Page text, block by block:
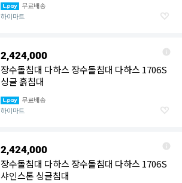
무료배송
하이마트
2,424,000
장수돌침대 다하스 장수돌침대 다하스 1706S
싱글 흙침대
무료배송
하이마트
2,424,000
장수돌침대 다하스 장수돌침대 다하스 1706S
샤인스톤 싱글침대